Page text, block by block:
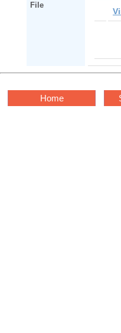
File
Home